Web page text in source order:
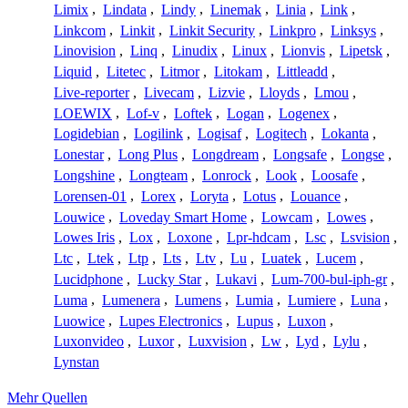
Limix , Lindata , Lindy , Linemak , Linia , Link ,
Linkcom , Linkit , Linkit Security , Linkpro , Linksys ,
Linovision , Linq , Linudix , Linux , Lionvis , Lipetsk ,
Liquid , Litetec , Litmor , Litokam , Littleadd ,
Live-reporter , Livecam , Lizvie , Lloyds , Lmou ,
LOEWIX , Lof-v , Loftek , Logan , Logenex ,
Logidebian , Logilink , Logisaf , Logitech , Lokanta ,
Lonestar , Long Plus , Longdream , Longsafe , Longse ,
Longshine , Longteam , Lonrock , Look , Loosafe ,
Lorensen-01 , Lorex , Loryta , Lotus , Louance ,
Louwice , Loveday Smart Home , Lowcam , Lowes ,
Lowes Iris , Lox , Loxone , Lpr-hdcam , Lsc , Lsvision ,
Ltc , Ltek , Ltp , Lts , Ltv , Lu , Luatek , Lucem ,
Lucidphone , Lucky Star , Lukavi , Lum-700-bul-iph-gr ,
Luma , Lumenera , Lumens , Lumia , Lumiere , Luna ,
Luowice , Lupes Electronics , Lupus , Luxon ,
Luxonvideo , Luxor , Luxvision , Lw , Lyd , Lylu ,
Lynstan
Mehr Quellen